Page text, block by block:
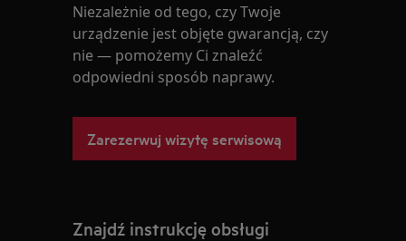
Niezależnie od tego, czy Twoje
urządzenie jest objęte gwarancją, czy
nie — pomożemy Ci znaleźć
odpowiedni sposób naprawy.
Zarezerwuj wizytę serwisową
Znajdź instrukcję obsługi